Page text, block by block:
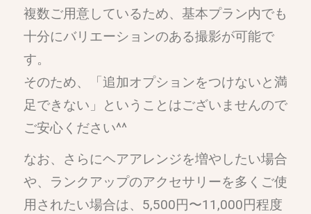
複数ご用意しているため、基本プラン内でも
十分にバリエーションのある撮影が可能で
す。
そのため、「追加オプションをつけないと満
足できない」ということはございませんので
ご安心ください^^
なお、さらにヘアアレンジを増やしたい場合
や、ランクアップのアクセサリーを多くご使
用されたい場合は、5,500円〜11,000円程度